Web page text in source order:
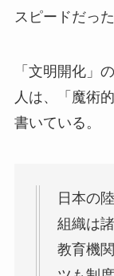
スピードだった
「文明開化」
人は、「魔術
書いている。
日本の
組織は
教育機